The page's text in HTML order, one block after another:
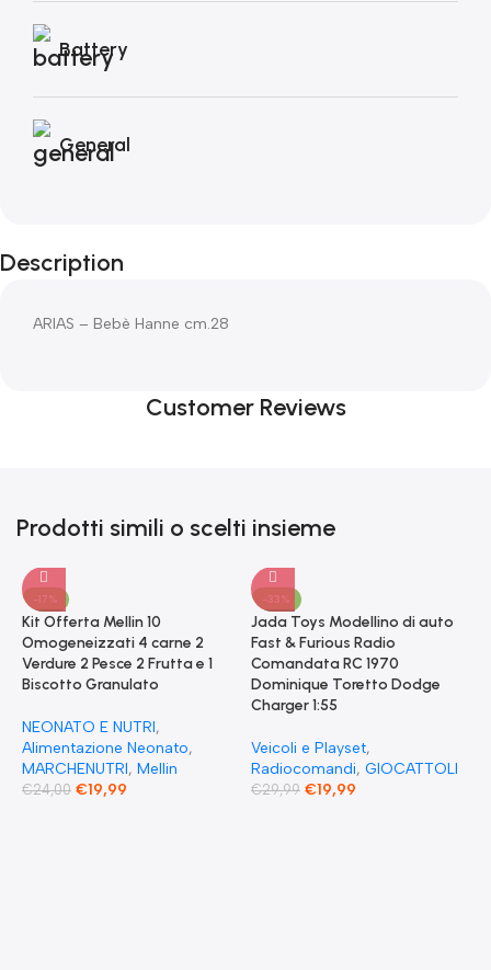
Battery
General
Description
ARIAS – Bebè Hanne cm.28
Customer Reviews
Prodotti simili o scelti insieme
-17%
Kit Offerta Mellin 10
Omogeneizzati 4 carne 2
Verdure 2 Pesce 2 Frutta e 1
Biscotto Granulato
NEONATO E NUTRI,
Alimentazione Neonato,
MARCHENUTRI, Mellin
€24,00 €19,99
-33%
Jada Toys Modellino di auto
Fast & Furious Radio
Comandata RC 1970
Dominique Toretto Dodge
Charger 1:55
Veicoli e Playset,
Radiocomandi, GIOCATTOLI
€29,99 €19,99